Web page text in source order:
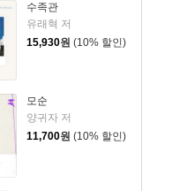
수족관
유래혁 저
15,930원 (10% 할인)
모순
양귀자 저
11,700원 (10% 할인)